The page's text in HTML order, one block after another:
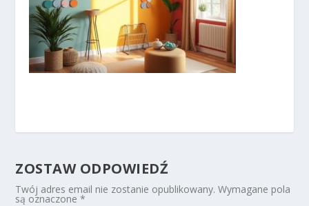
ZOSTAW ODPOWIEDŹ
Twój adres email nie zostanie opublikowany. Wymagane pola
są oznaczone*